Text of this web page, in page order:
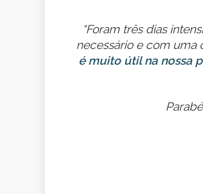
“Foram três dias
necessário e com uma
é muito útil na nossa